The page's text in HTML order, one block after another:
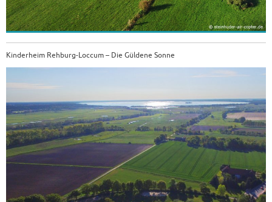
Kinderheim Rehburg-Loccum – Die Güldene Sonne